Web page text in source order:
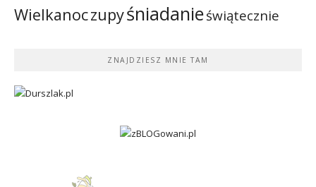
Wielkanoczupyśniadanieświątecznie
ZNAJDZIESZ MNIE TAM